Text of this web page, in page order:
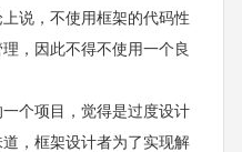
说，不使用框架的代码性
，因此不得不使用一个良
个项目，觉得是过度设计
，框架设计者为了实现解